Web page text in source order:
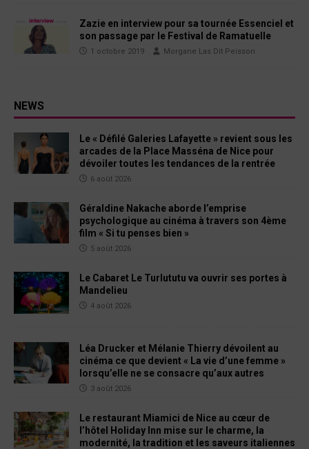
Zazie en interview pour sa tournée Essenciel et
son passage par le Festival de Ramatuelle
1 octobre 2019 Morgane Las Dit Peisson
NEWS
Le « Défilé Galeries Lafayette » revient sous les
arcades de la Place Masséna de Nice pour
dévoiler toutes les tendances de la rentrée
6 août 2026
Géraldine Nakache aborde l’emprise
psychologique au cinéma à travers son 4ème
film « Si tu penses bien »
5 août 2026
Le Cabaret Le Turlututu va ouvrir ses portes à
Mandelieu
4 août 2026
Léa Drucker et Mélanie Thierry dévoilent au
cinéma ce que devient « La vie d’une femme »
lorsqu’elle ne se consacre qu’aux autres
3 août 2026
Le restaurant Miamici de Nice au cœur de
l’hôtel Holiday Inn mise sur le charme, la
modernité, la tradition et les saveurs italiennes